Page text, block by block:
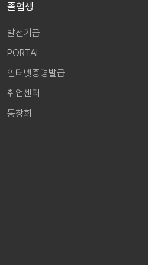
졸업생
발전기금
PORTAL
인터넷증명발급
취업센터
동창회